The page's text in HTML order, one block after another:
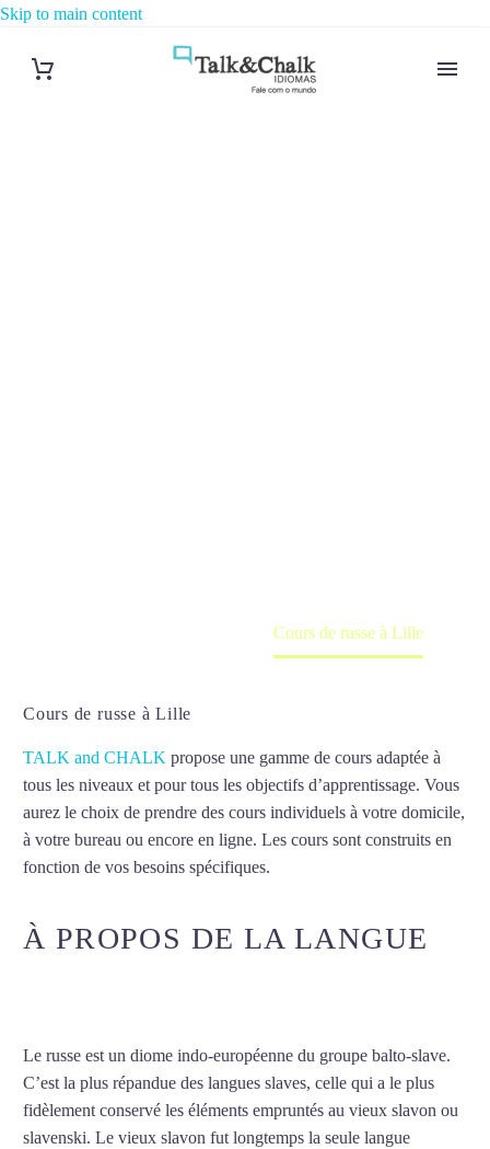
Skip to main content
Cours de russe à Lille
Cours de russe à Lille
TALK and CHALK propose une gamme de cours adaptée à
tous les niveaux et pour tous les objectifs d’apprentissage. Vous
aurez le choix de prendre des cours individuels à votre domicile,
à votre bureau ou encore en ligne. Les cours sont construits en
fonction de vos besoins spécifiques.
À PROPOS DE LA LANGUE
Le russe est un diome indo-européenne du groupe balto-slave.
C’est la plus répandue des langues slaves, celle qui a le plus
fidèlement conservé les éléments empruntés au vieux slavon ou
slavenski. Le vieux slavon fut longtemps la seule langue